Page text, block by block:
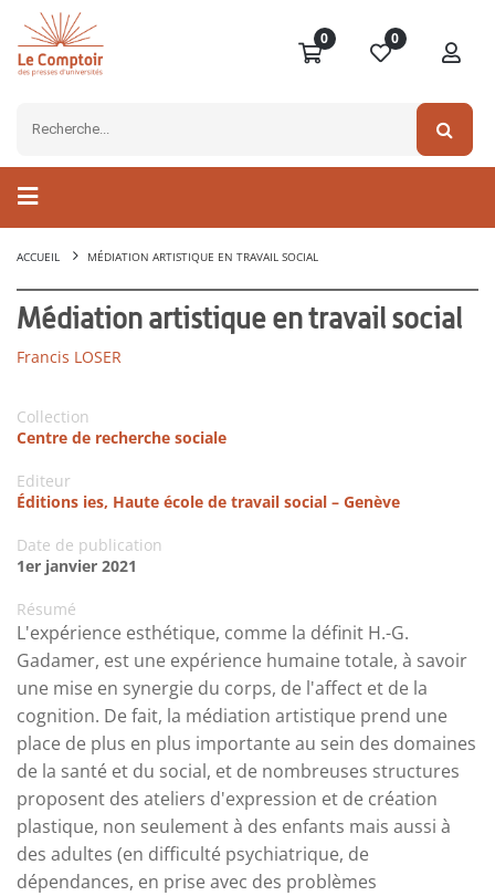
0 0
ACCUEIL MÉDIATION ARTISTIQUE EN TRAVAIL SOCIAL
Médiation artistique en travail social
Francis LOSER
Collection
Centre de recherche sociale
Editeur
Éditions ies, Haute école de travail social – Genève
Date de publication
1er janvier 2021
Résumé
L'expérience esthétique, comme la définit H.-G.
Gadamer, est une expérience humaine totale, à savoir
une mise en synergie du corps, de l'affect et de la
cognition. De fait, la médiation artistique prend une
place de plus en plus importante au sein des domaines
de la santé et du social, et de nombreuses structures
proposent des ateliers d'expression et de création
plastique, non seulement à des enfants mais aussi à
des adultes (en difficulté psychiatrique, de
dépendances, en prise avec des problèmes